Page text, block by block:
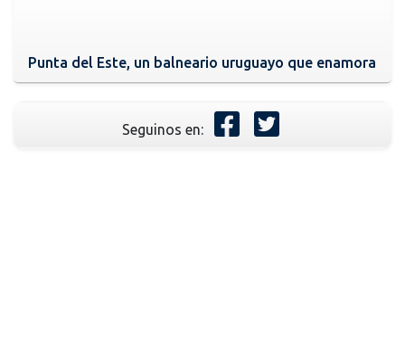
Punta del Este, un balneario uruguayo que enamora
Seguinos en: